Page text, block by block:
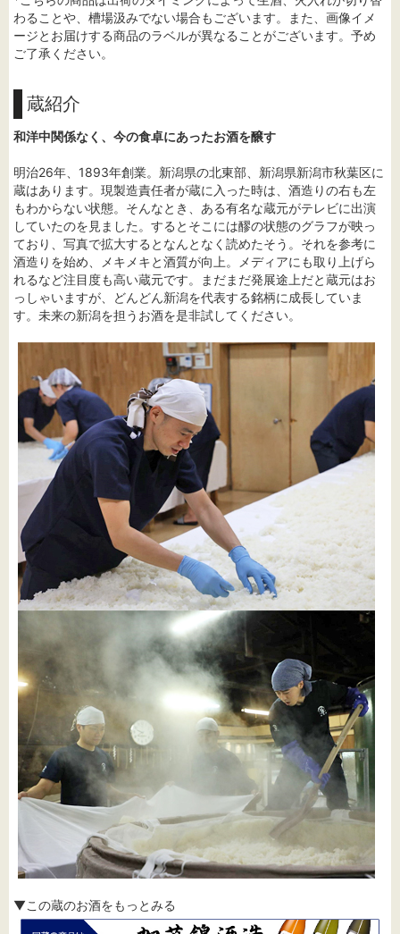
わることや、槽場汲みでない場合もございます。また、画像イメ
ージとお届けする商品のラベルが異なることがございます。予め
ご了承ください。
蔵紹介
和洋中関係なく、今の食卓にあったお酒を醸す
明治26年、1893年創業。新潟県の北東部、新潟県新潟市秋葉区に
蔵はあります。現製造責任者が蔵に入った時は、酒造りの右も左
もわからない状態。そんなとき、ある有名な蔵元がテレビに出演
していたのを見ました。するとそこには醪の状態のグラフが映っ
ており、写真で拡大するとなんとなく読めたそう。それを参考に
酒造りを始め、メキメキと酒質が向上。メディアにも取り上げら
れるなど注目度も高い蔵元です。まだまだ発展途上だと蔵元はお
っしゃいますが、どんどん新潟を代表する銘柄に成長していま
す。未来の新潟を担うお酒を是非試してください。
▼この蔵のお酒をもっとみる